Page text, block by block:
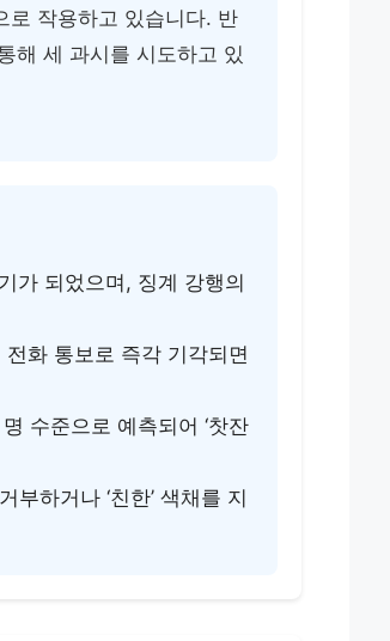
로 작용하고 있습니다. 반
해 세 과시를 시도하고 있
가 되었으며, 징계 강행의
화 통보로 즉각 기각되면
수준으로 예측되어 ‘찻잔
하거나 ‘친한’ 색채를 지